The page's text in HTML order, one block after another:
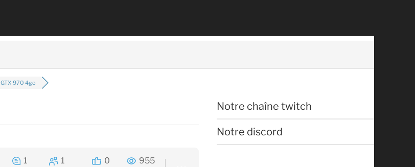
GTX 970 4go
1 1 0 955
Notre chaîne twitch
Notre discord